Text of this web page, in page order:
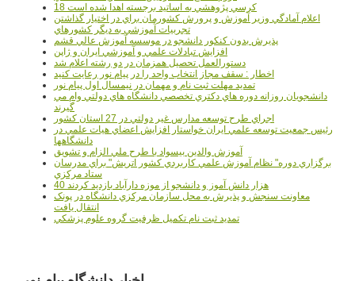
18 کرسي پژوهشي به اساتيد برجسته اهدا شده است
اعلام آمادگي وزير آموزش و پرورش کشورمان براي در اختيار گذاشتن
تجربيات آموزشي به ديگر کشورهاي
پذيرش بدون کنکور دانشجو در موسسه آموزش عالي قشم
افزايش تبادلات علمي و آموزشي ايران و ژاپن
دستورالعمل تحصیل همزمان در دو رشته اعلام شد
اخطار : سقف مجاز انتخاب واحد را در پیام نور رعایت کنید
تمدید مهلت ثبت نام و مهمان در نیمسال اول پیام نور
دانشجويان روزانه دوره هاي دكتري تخصصي دانشگاه هاي دولتي وام مي
گيرند
اجراي طرح توسعه مدارس غير دولتي در 27 استان کشور
رئيس جمعيت توسعه علمي ايران خواستار افزايش اعضاي هيات علمي در
دانشگاهها
آموزش والدين بيسواد با طرح ملي الزام و تشويق
برگزاري دوره" نظام آموزش علمي كاربردي كشور اتريش" براي مدرسان
ستاد مرکزي
40 هزار دانش آموز و دانشجو از موزه دارآباد بازديد کردند
معاونت سنجش و پذيرش به محل سازمان مرکزي دانشگاه در پونک
انتقال يافت
تمديد ثبت نام تکميل ظرفيت گروه علوم پزشکي